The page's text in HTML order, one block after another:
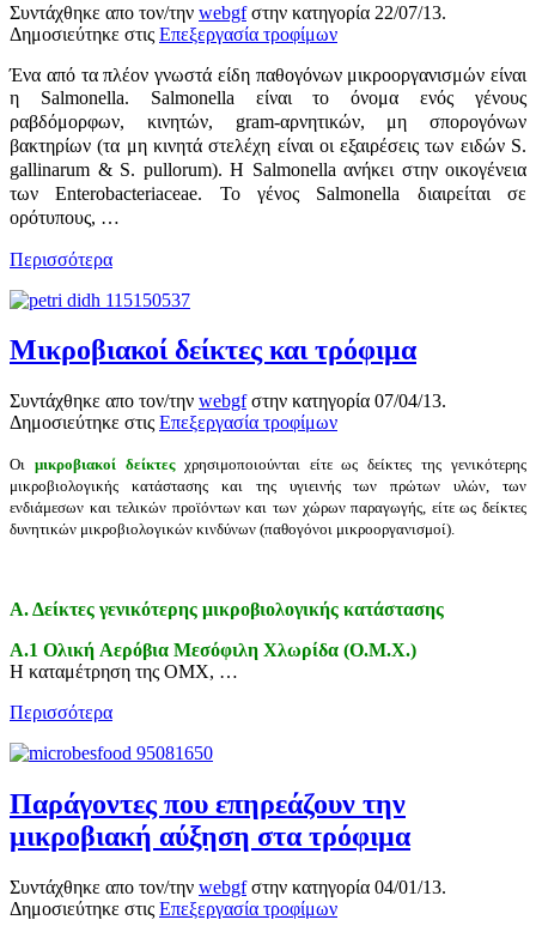
Συντάχθηκε απο τον/την webgfστην κατηγορία 22/07/13.
Δημοσιεύτηκε στις Επεξεργασία τροφίμων
Ένα από τα πλέον γνωστά είδη παθογόνων μικροοργανισμών είναι
η Salmonella. Salmonella είναι το όνομα ενός γένους
ραβδόμορφων, κινητών, gram-αρνητικών, μη σπορογόνων
βακτηρίων (τα μη κινητά στελέχη είναι οι εξαιρέσεις των ειδών S.
gallinarum & S. pullorum). Η Salmonella ανήκει στην οικογένεια
των Enterobacteriaceae. Το γένος Salmonella διαιρείται σε
ορότυπους, …
Περισσότερα
Μικροβιακοί δείκτες και τρόφιμα
Συντάχθηκε απο τον/την webgfστην κατηγορία 07/04/13.
Δημοσιεύτηκε στις Επεξεργασία τροφίμων
Οι μικροβιακοί δείκτεςχρησιμοποιούνται είτε ως δείκτες της γενικότερης
μικροβιολογικής κατάστασης και της υγιεινής των πρώτων υλών, των
ενδιάμεσων και τελικών προϊόντων και των χώρων παραγωγής, είτε ως δείκτες
δυνητικών μικροβιολογικών κινδύνων (παθογόνοι μικροοργανισμοί).
Α. Δείκτες γενικότερης μικροβιολογικής κατάστασης
Α.1 Ολική Aερόβια Mεσόφιλη Xλωρίδα (Ο.Μ.Χ.)
Η καταμέτρηση της ΟΜΧ, …
Περισσότερα
Παράγοντες που επηρεάζουν την
μικροβιακή αύξηση στα τρόφιμα
Συντάχθηκε απο τον/την webgfστην κατηγορία 04/01/13.
Δημοσιεύτηκε στις Επεξεργασία τροφίμων